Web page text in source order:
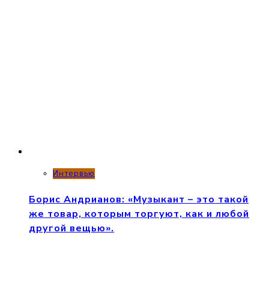
Интервью
Борис Андрианов: «Музыкант – это такой
же товар, которым торгуют, как и любой
другой вещью».